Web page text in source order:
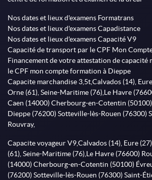
Nos dates et lieux d'examens Formatrans
Nos dates et lieux d'examens Capadistance
Nos dates et lieux d'examens Capacité V9
Capacité de transport par le CPF Mon
Financement de votre attestation de capacité
le CPF mon compte formation à Dieppe
Capacite marchandise 3,5t,Calvados (14),
Orne (61), Seine-Maritime (76),Le Havre
Caen (14000) Cherbourg-en-Cotentin
Dieppe (76200) Sotteville-lès-Rouen (76300)
Rouvray,
Capacite voyageur V9,Calvados (14), Eure
(61), Seine-Maritime (76),Le Havre (76600)
(14000) Cherbourg-en-Cotentin (50100)
(76200) Sotteville-lès-Rouen (76300) Saint-